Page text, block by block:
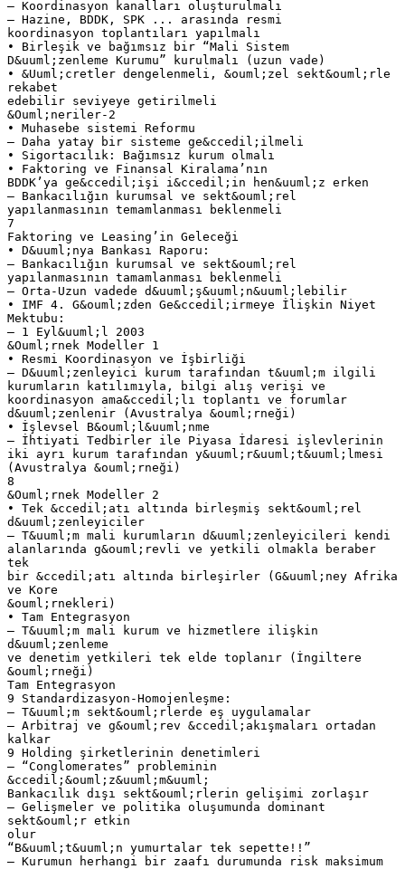
– Koordinasyon kanalları oluşturulmalı
– Hazine, BDDK, SPK ... arasında resmi
koordinasyon toplantıları yapılmalı
• Birleşik ve bağımsız bir “Mali Sistem
D&uuml;zenleme Kurumu” kurulmalı (uzun vade)
• &Uuml;cretler dengelenmeli, &ouml;zel sekt&ouml;rle
rekabet
edebilir seviyeye getirilmeli
&Ouml;neriler-2
• Muhasebe sistemi Reformu
– Daha yatay bir sisteme ge&ccedil;ilmeli
• Sigortacılık: Bağımsız kurum olmalı
• Faktoring ve Finansal Kiralama’nın
BDDK’ya ge&ccedil;işi i&ccedil;in hen&uuml;z erken
– Bankacılığın kurumsal ve sekt&ouml;rel
yapılanmasının temamlanması beklenmeli
7
Faktoring ve Leasing’in Geleceği
• D&uuml;nya Bankası Raporu:
– Bankacılığın kurumsal ve sekt&ouml;rel
yapılanmasının tamamlanması beklenmeli
– Orta-Uzun vadede d&uuml;ş&uuml;n&uuml;lebilir
• IMF 4. G&ouml;zden Ge&ccedil;irmeye İlişkin Niyet
Mektubu:
– 1 Eyl&uuml;l 2003
&Ouml;rnek Modeller 1
• Resmi Koordinasyon ve İşbirliği
– D&uuml;zenleyici kurum tarafından t&uuml;m ilgili
kurumların katılımıyla, bilgi alış verişi ve
koordinasyon ama&ccedil;lı toplantı ve forumlar
d&uuml;zenlenir (Avustralya &ouml;rneği)
• İşlevsel B&ouml;l&uuml;nme
– İhtiyati Tedbirler ile Piyasa İdaresi işlevlerinin
iki ayrı kurum tarafından y&uuml;r&uuml;t&uuml;lmesi
(Avustralya &ouml;rneği)
8
&Ouml;rnek Modeller 2
• Tek &ccedil;atı altında birleşmiş sekt&ouml;rel
d&uuml;zenleyiciler
– T&uuml;m mali kurumların d&uuml;zenleyicileri kendi
alanlarında g&ouml;revli ve yetkili olmakla beraber
tek
bir &ccedil;atı altında birleşirler (G&uuml;ney Afrika
ve Kore
&ouml;rnekleri)
• Tam Entegrasyon
– T&uuml;m mali kurum ve hizmetlere ilişkin
d&uuml;zenleme
ve denetim yetkileri tek elde toplanır (İngiltere
&ouml;rneği)
Tam Entegrasyon
9 Standardizasyon-Homojenleşme:
– T&uuml;m sekt&ouml;rlerde eş uygulamalar
– Arbitraj ve g&ouml;rev &ccedil;akışmaları ortadan
kalkar
9 Holding şirketlerinin denetimleri
– “Conglomerates” probleminin
&ccedil;&ouml;z&uuml;m&uuml;
Bankacılık dışı sekt&ouml;rlerin gelişimi zorlaşır
– Gelişmeler ve politika oluşumunda dominant
sekt&ouml;r etkin
olur
“B&uuml;t&uuml;n yumurtalar tek sepette!!”
– Kurumun herhangi bir zaafı durumunda risk maksimum